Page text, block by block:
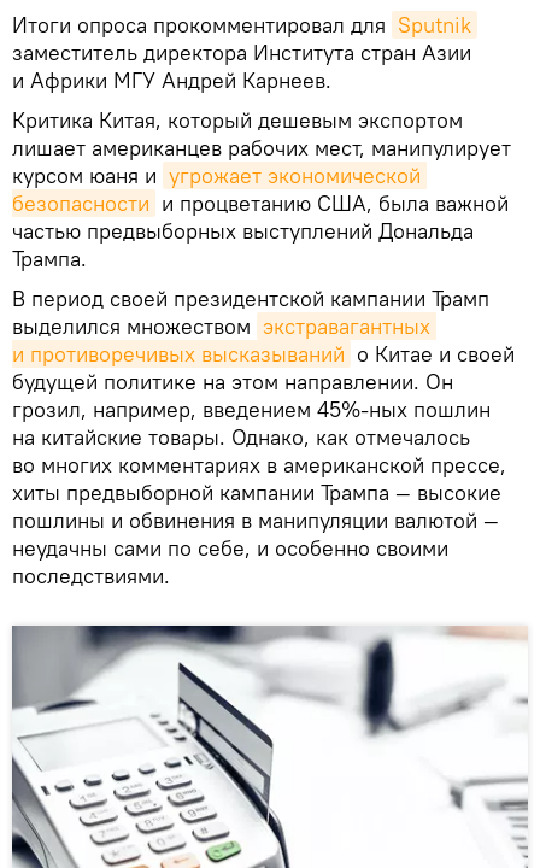
Итоги опроса прокомментировал для Sputnik
заместитель директора Института стран Азии
и Африки МГУ Андрей Карнеев.
Критика Китая, который дешевым экспортом
лишает американцев рабочих мест, манипулирует
курсом юаня и угрожает экономической
безопасности и процветанию США, была важной
частью предвыборных выступлений Дональда
Трампа.
В период своей президентской кампании Трамп
выделился множеством экстравагантных
и противоречивых высказываний о Китае и своей
будущей политике на этом направлении. Он
грозил, например, введением 45%-ных пошлин
на китайские товары. Однако, как отмечалось
во многих комментариях в американской прессе,
хиты предвыборной кампании Трампа — высокие
пошлины и обвинения в манипуляции валютой —
неудачны сами по себе, и особенно своими
последствиями.